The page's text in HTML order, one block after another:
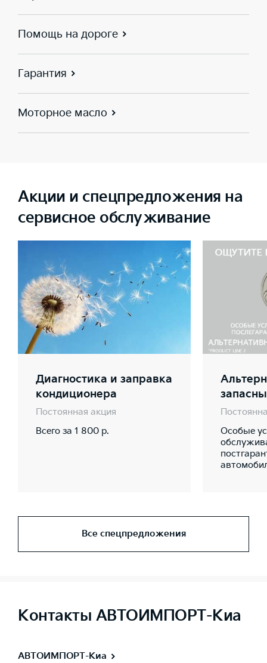
Помощь на дороге
Гарантия
Моторное масло
Акции и спецпредложения на
сервисное обслуживание
Диагностика и заправка
кондиционера
Постоянная акция
Всего за 1 800 р.
Особые
Все спецпредложения
Контакты АВТОИМПОРТ-Киа
АВТОИМПОРТ-Киа